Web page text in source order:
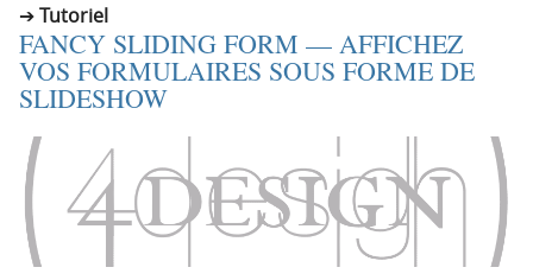
Tutoriel
FANCY SLIDING FORM — AFFICHEZ
VOS FORMULAIRES SOUS FORME DE
SLIDESHOW